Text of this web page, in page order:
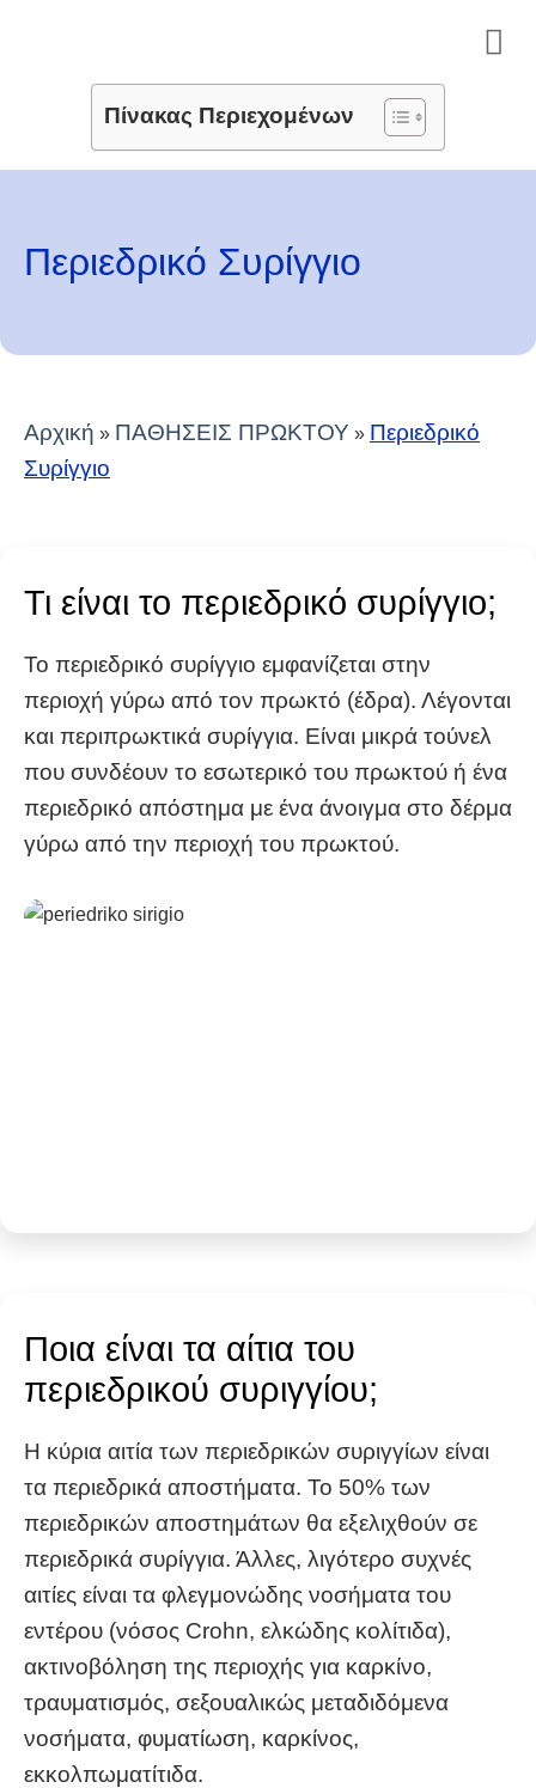
περιεχόμενο
Πίνακας Περιεχομένων
Περιεδρικό Συρίγγιο
Αρχική » ΠΑΘΗΣΕΙΣ ΠΡΩΚΤΟΥ » Περιεδρικό
Συρίγγιο
Τι είναι το περιεδρικό συρίγγιο;
Το περιεδρικό συρίγγιο εμφανίζεται στην
περιοχή γύρω από τον πρωκτό (έδρα). Λέγονται
και περιπρωκτικά συρίγγια. Είναι μικρά τούνελ
που συνδέουν το εσωτερικό του πρωκτού ή ένα
περιεδρικό απόστημα με ένα άνοιγμα στο δέρμα
γύρω από την περιοχή του πρωκτού.
Ποια είναι τα αίτια του
περιεδρικού συριγγίου;
Η κύρια αιτία των περιεδρικών συριγγίων είναι
τα περιεδρικά αποστήματα. Το 50% των
περιεδρικών αποστημάτων θα εξελιχθούν σε
περιεδρικά συρίγγια. Άλλες, λιγότερο συχνές
αιτίες είναι τα φλεγμονώδης νοσήματα του
εντέρου (νόσος Crohn, ελκώδης κολίτιδα),
ακτινοβόληση της περιοχής για καρκίνο,
τραυματισμός, σεξουαλικώς μεταδιδόμενα
νοσήματα, φυματίωση, καρκίνος,
εκκολπωματίτιδα.